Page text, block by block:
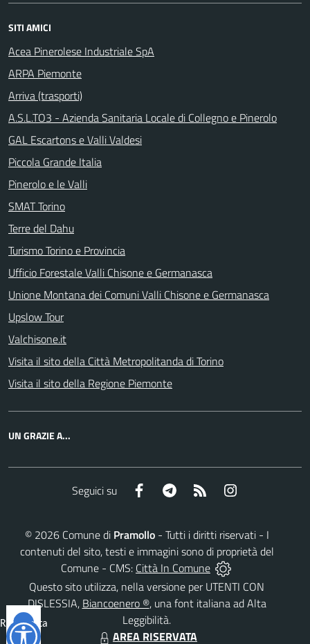
SITI AMICI
Acea Pinerolese Industriale SpA
ARPA Piemonte
Arriva (trasporti)
A.S.L.TO3 - Azienda Sanitaria Locale di Collegno e Pinerolo
GAL Escartons e Valli Valdesi
Piccola Grande Italia
Pinerolo e le Valli
SMAT Torino
Terre del Dahu
Turismo Torino e Provincia
Ufficio Forestale Valli Chisone e Germanasca
Unione Montana dei Comuni Valli Chisone e Germanasca
Upslow Tour
Valchisone.it
Visita il sito della Città Metropolitanda di Torino
Visita il sito della Regione Piemonte
UN GRAZIE A...
Seguici su Facebook Telegram RSS
© 2026Comune di Pramollo- Tutti i diritti riservati - I
contenuti del sito, testi e immagini sono di proprietà del
Comune - CMS: Città In Comune
Questo sito utilizza, nella versione per UTENTI CON
DISLESSIA, Biancoenero ®, una font italiana ad Alta
Leggibilità.
AREA RISERVATA
Reimposta
tutto